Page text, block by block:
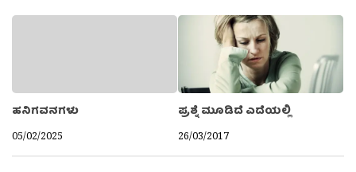
ಹನಿಗವನಗಳು
05/02/2025
ಪ್ರಶ್ನೆ ಮೂಡಿದೆ ಎದೆಯಲ್ಲಿ
26/03/2017